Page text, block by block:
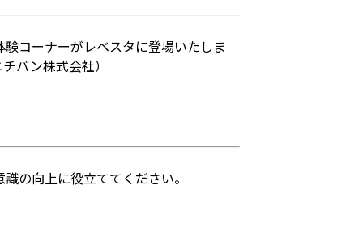
コーナーがレベスタに登場いたしま
バン株式会社）
の向上に役立ててください。